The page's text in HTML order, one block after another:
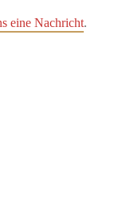
eine Nachricht.